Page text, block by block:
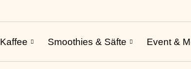
Kaffee Smoothies & Säfte Event &